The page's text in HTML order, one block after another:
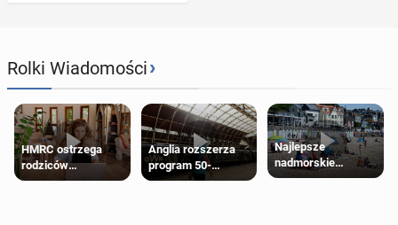
Rolki Wiadomości›
HMRC ostrzega
rodziców
pobierających Child
Anglia rozszerza
program 50-
procentowych
Najlepsze
nadmorskie
miasteczko blisko